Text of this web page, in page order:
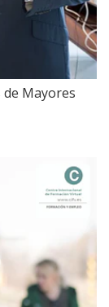
Mayores